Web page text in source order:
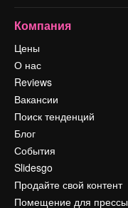
Компания
Цены
О нас
Reviews
Вакансии
Поиск тенденций
Блог
События
Slidesgo
Продайте свой контент
Помещение для прессы